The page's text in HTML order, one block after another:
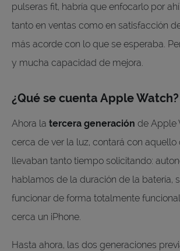
pulseras fit, habría que enfocarlo por
tanto en ventas como en satisfacción
más acorde con lo que se esperaba.
y mucha capacidad de mejora.
¿Qué se cuenta Apple Watch?
Ahora la tercera generación de Apple
cerca de ver la luz, contará con aquello
llevaban tanto tiempo solicitando:
hablamos de la duración de la batería,
funcionar de forma totalmente
cerca un iPhone.
Hasta ahora, las dos generaciones